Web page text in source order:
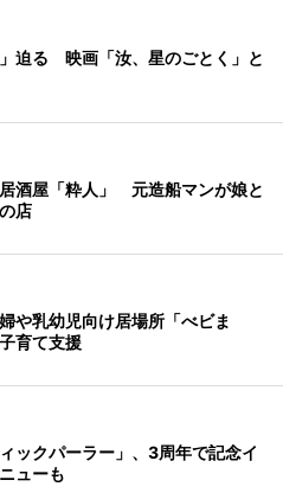
迫る 映画「汝、星のごとく」と
酒屋「粋人」 元造船マンが娘と
店
や乳幼児向け居場所「べビま
育て支援
ックパーラー」、3周年で記念イ
ューも